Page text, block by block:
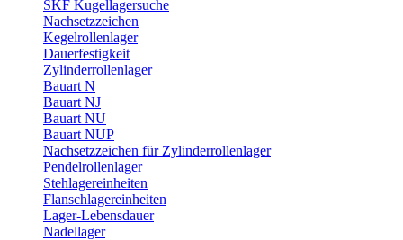
SKF Kugellagersuche
Nachsetzzeichen
Kegelrollenlager
Dauerfestigkeit
Zylinderrollenlager
Bauart N
Bauart NJ
Bauart NU
Bauart NUP
Nachsetzzeichen für Zylinderrollenlager
Pendelrollenlager
Stehlagereinheiten
Flanschlagereinheiten
Lager-Lebensdauer
Nadellager